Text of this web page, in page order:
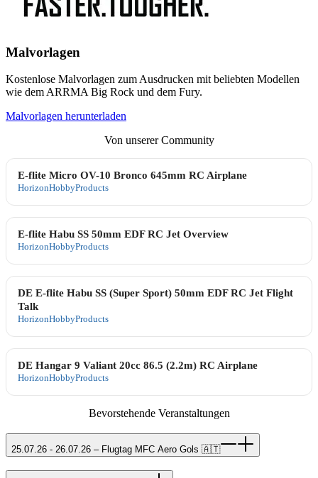
Malvorlagen
Kostenlose Malvorlagen zum Ausdrucken mit beliebten Modellen
wie dem ARRMA Big Rock und dem Fury.
Malvorlagen herunterladen
Von unserer Community
E-flite Micro OV-10 Bronco 645mm RC Airplane
HorizonHobbyProducts
E-flite Habu SS 50mm EDF RC Jet Overview
HorizonHobbyProducts
DE E-flite Habu SS (Super Sport) 50mm EDF RC Jet Flight
Talk
HorizonHobbyProducts
DE Hangar 9 Valiant 20cc 86.5 (2.2m) RC Airplane
HorizonHobbyProducts
Bevorstehende Veranstaltungen
25.07.26 - 26.07.26 – Flugtag MFC Aero Gols 🇦🇹